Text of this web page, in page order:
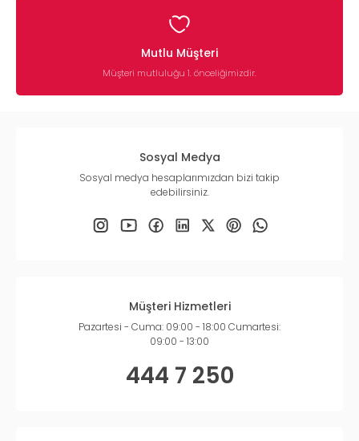
Mutlu Müşteri
Müşteri mutluluğu 1. önceliğimizdir.
Sosyal Medya
Sosyal medya hesaplarımızdan bizi takip
edebilirsiniz.
Müşteri Hizmetleri
Pazartesi - Cuma: 09:00 - 18:00 Cumartesi:
09:00 - 13:00
444 7 250